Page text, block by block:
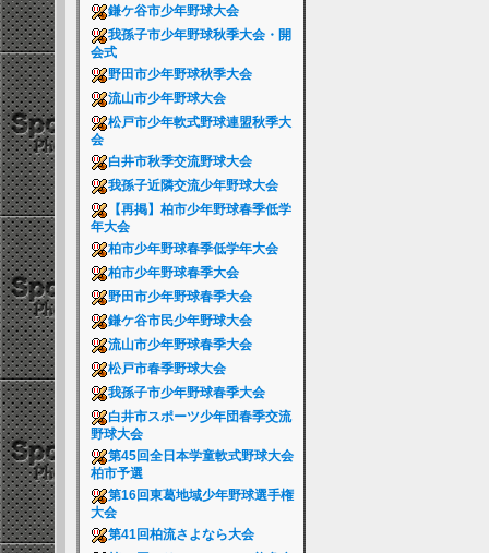
鎌ケ谷市少年野球大会
我孫子市少年野球秋季大会・開
会式
野田市少年野球秋季大会
流山市少年野球大会
松戸市少年軟式野球連盟秋季大
会
白井市秋季交流野球大会
我孫子近隣交流少年野球大会
【再掲】柏市少年野球春季低学
年大会
柏市少年野球春季低学年大会
柏市少年野球春季大会
野田市少年野球春季大会
鎌ケ谷市民少年野球大会
流山市少年野球春季大会
松戸市春季野球大会
我孫子市少年野球春季大会
白井市スポーツ少年団春季交流
野球大会
第45回全日本学童軟式野球大会
柏市予選
第16回東葛地域少年野球選手権
大会
第41回柏流さよなら大会